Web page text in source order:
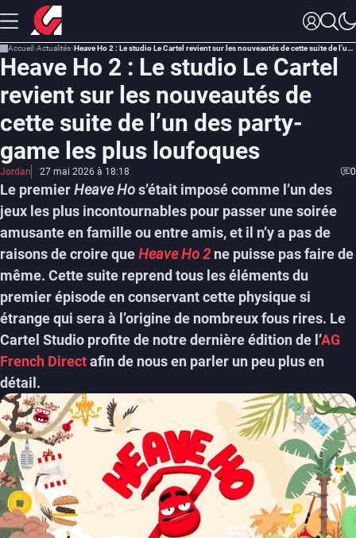
Accueil Actualités Heave Ho 2 : Le studio Le Cartel revient sur les nouveautés de cette suite de l’un des party-game les plus loufoques
Heave Ho 2 : Le studio Le Cartel
revient sur les nouveautés de
cette suite de l’un des party-
game les plus loufoques
Jordan 27 mai 2026 à 18:18 0
Le premierHeave Hos’était imposé comme l’un des
jeux les plus incontournables pour passer une soirée
amusante en famille ou entre amis, et il n’y a pas de
raisons de croire queHeave Ho 2 ne puisse pas faire de
même. Cette suite reprend tous les éléments du
premier épisode en conservant cette physique si
étrange qui sera à l’origine de nombreux fous rires. Le
Cartel Studio profite de notre dernière édition de l’AG
French Directafin de nous en parler un peu plus en
détail.